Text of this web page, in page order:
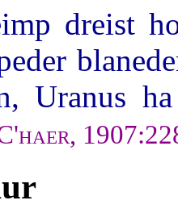
dreist
Uranus
,